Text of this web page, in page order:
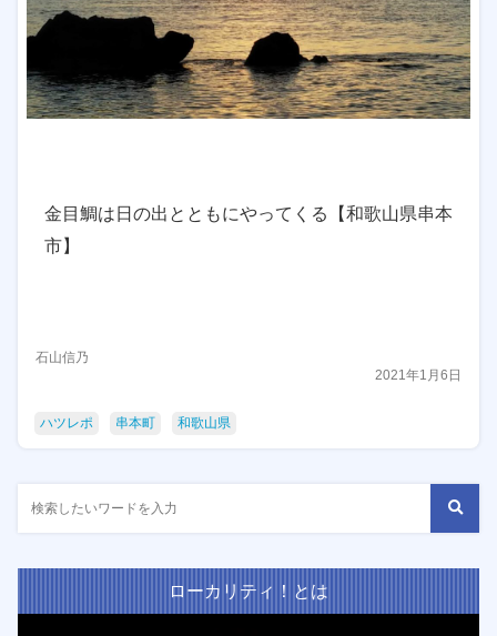
金目鯛は日の出とともにやってくる【和歌山県串本
市】
石山信乃
2021年1月6日
ハツレポ 串本町 和歌山県
ローカリティ！とは